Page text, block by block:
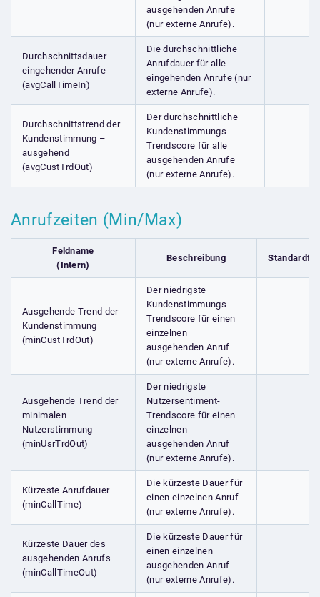
ausgehenden Anrufe
(nur externe Anrufe).
Durchschnittsdauer
eingehender Anrufe
(avgCallTimeIn)
Die durchschnittliche
Anrufdauer für alle
eingehenden Anrufe (nur
externe Anrufe).
Durchschnittstrend der
Kundenstimmung –
ausgehend
(avgCustTrdOut)
Der durchschnittliche
Kundenstimmungs-
Trendscore für alle
ausgehenden Anrufe
(nur externe Anrufe).
Anrufzeiten (Min/Max)
Feldname
(Intern)
Beschreibung
Ausgehende Trend der
Kundenstimmung
(minCustTrdOut)
Der niedrigste
Kundenstimmungs-
Trendscore für einen
einzelnen
ausgehenden Anruf
(nur externe Anrufe).
Ausgehende Trend der
minimalen
Nutzerstimmung
(minUsrTrdOut)
Der niedrigste
Nutzersentiment-
Trendscore für einen
einzelnen
ausgehenden Anruf
(nur externe Anrufe).
Kürzeste Anrufdauer
(minCallTime)
Die kürzeste Dauer für
einen einzelnen Anruf
(nur externe Anrufe).
Kürzeste Dauer des
ausgehenden Anrufs
(minCallTimeOut)
Die kürzeste Dauer für
einen einzelnen
ausgehenden Anruf
(nur externe Anrufe).